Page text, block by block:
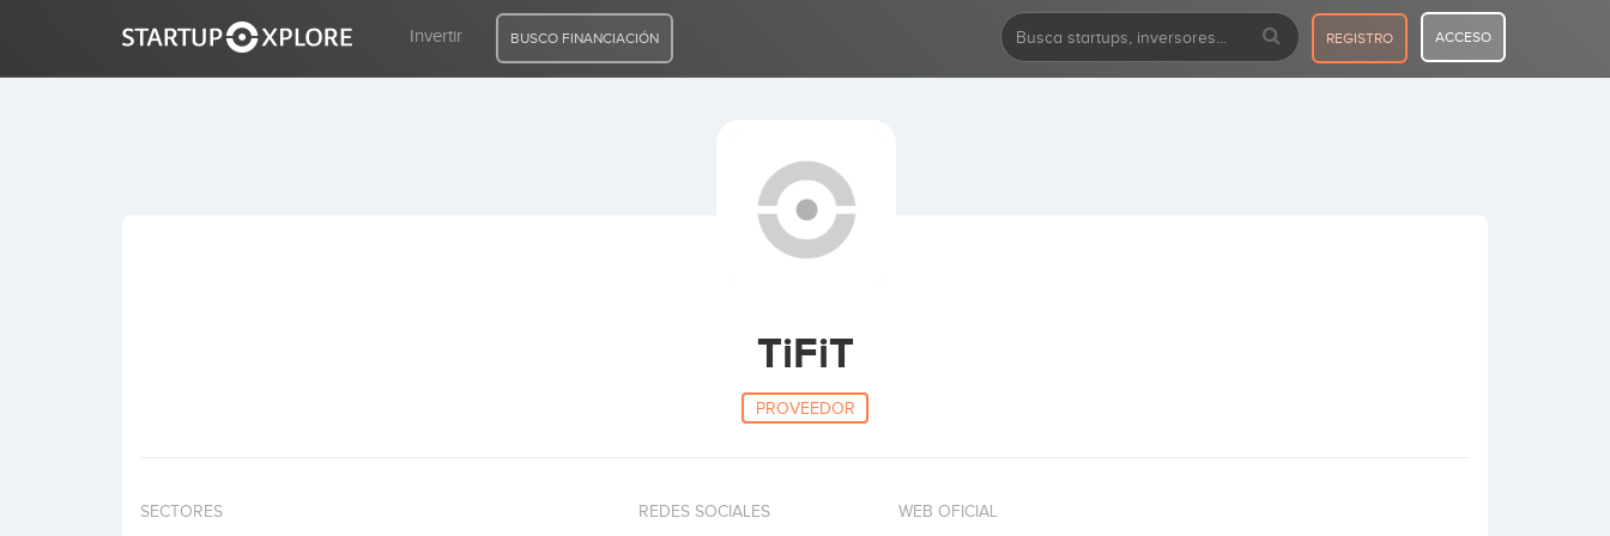
Invertir BUSCO FINANCIACIÓN REGISTRO ACCESO
TiFiT
PROVEEDOR
SECTORES REDES SOCIALES WEB OFICIAL